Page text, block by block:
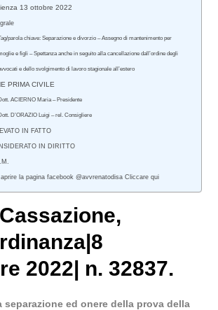
13 ottobre 2022
parola chiave: Separazione e divorzio – Assegno di mantenimento per
e figli – Spettanza anche in seguito alla cancellazione dall’ordine degli
e dello svolgimento di lavoro stagionale all’estero
PRIMA CIVILE
ACIERNO Maria – Presidente
D’ORAZIO Luigi – rel. Consigliere
IN FATTO
IN DIRITTO
aprire la pagina facebook @avvrenatodisa Cliccare qui
Cassazione,
2022| n. 32837.
separazione ed onere della prova della